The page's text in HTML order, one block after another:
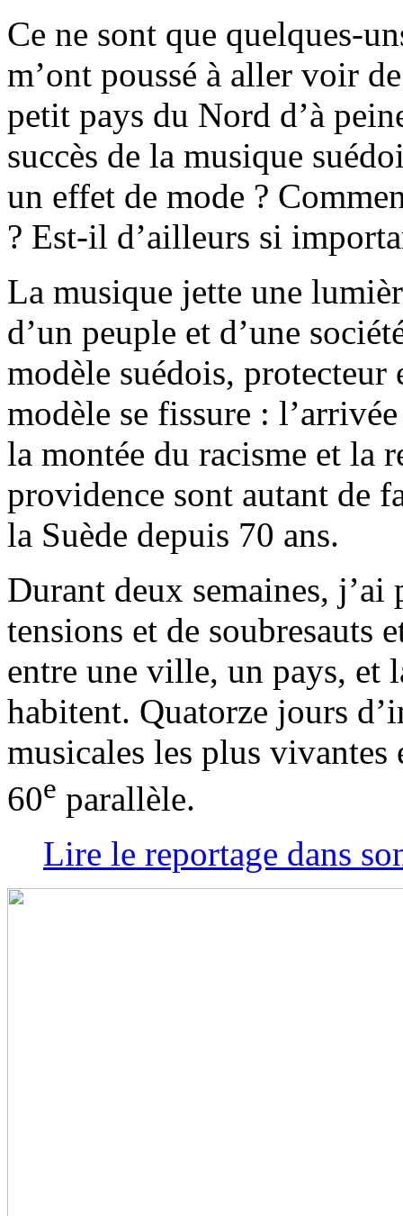
Ce ne sont que quelques-
m’ont poussé à aller voir
petit pays du Nord d’à
succès de la musique
un effet de mode ?
? Est-il d’ailleurs si
La musique jette une
d’un peuple et d’une
modèle suédois,
modèle se fissure :
la montée du racisme et la
providence sont autant de
la Suède depuis 70 ans.
Durant deux semaines,
tensions et de soubresauts
entre une ville, un pays, et
habitent. Quatorze jours
musicales les plus vivantes
60e parallèle.
Lire le reportage dans